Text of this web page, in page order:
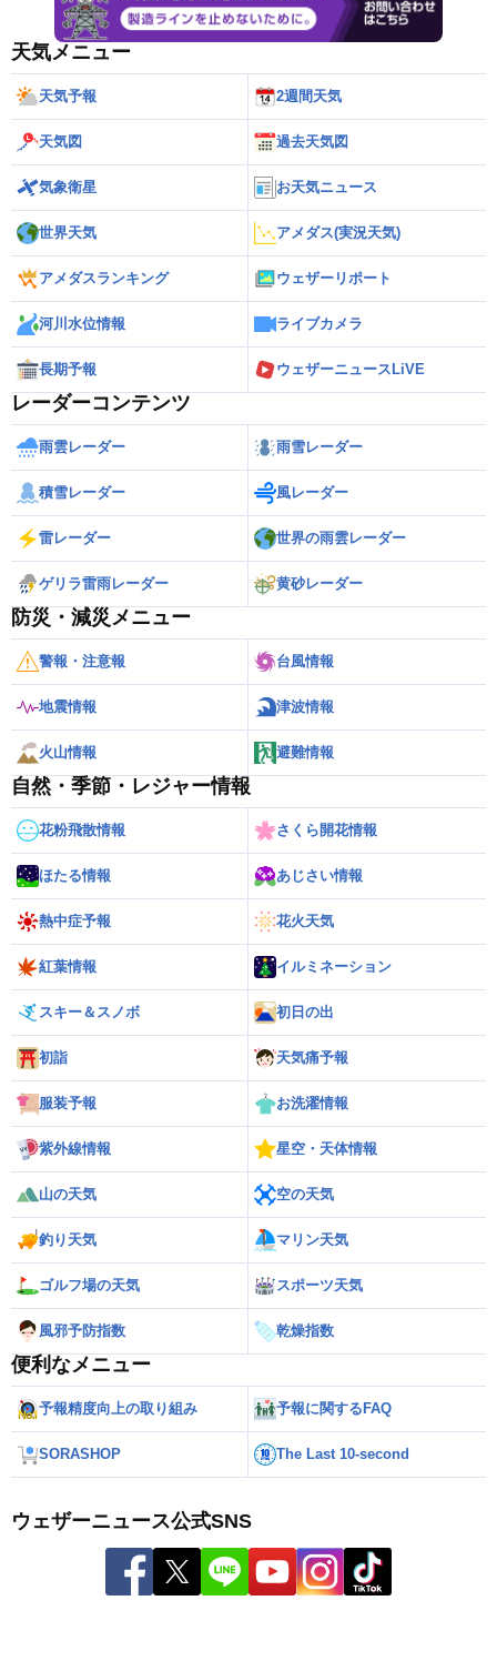
天気メニュー
天気予報 2週間天気
天気図 過去天気図
気象衛星 お天気ニュース
世界天気 アメダス(実況天気)
アメダスランキング ウェザーリポート
河川水位情報 ライブカメラ
長期予報 ウェザーニュースLiVE
レーダーコンテンツ
雨雲レーダー 雨雪レーダー
積雪レーダー 風レーダー
雷レーダー 世界の雨雲レーダー
ゲリラ雷雨レーダー 黄砂レーダー
防災・減災メニュー
警報・注意報 台風情報
地震情報 津波情報
火山情報 避難情報
自然・季節・レジャー情報
花粉飛散情報 さくら開花情報
ほたる情報 あじさい情報
熱中症予報 花火天気
紅葉情報 イルミネーション
スキー＆スノボ 初日の出
初詣 天気痛予報
服装予報 お洗濯情報
紫外線情報 星空・天体情報
山の天気 空の天気
釣り天気 マリン天気
ゴルフ場の天気 スポーツ天気
風邪予防指数 乾燥指数
便利なメニュー
予報精度向上の取り組み 予報に関するFAQ
SORASHOP The Last 10-second
ウェザーニュース公式SNS